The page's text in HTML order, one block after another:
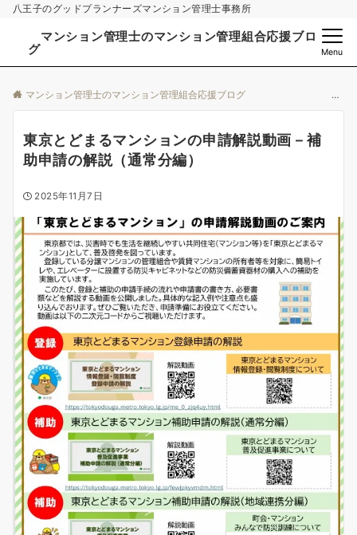
八王子のグッドプランナーズマンション管理士事務所
マンション管理士のマンション管理組合応援ブロ
グMenu
マンション管理士のマンション管理組合応援ブログ
東京とどまるマンションの申請解説動画－補
助申請の解説（通常分編）
2025年11月7日